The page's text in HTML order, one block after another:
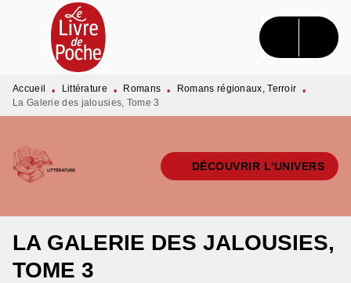
MENU RECHERCHE CONTENU
PIED DE PAGE
Accueil • Littérature • Romans • Romans régionaux, Terroir •
La Galerie des jalousies, Tome 3
DÉCOUVRIR L'UNIVERS
LA GALERIE DES JALOUSIES,
TOME 3